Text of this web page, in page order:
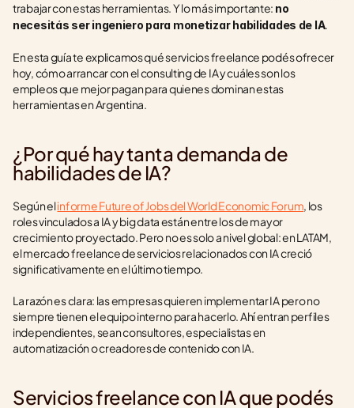
trabajar con estas herramientas. Y lo más importante: no
necesitás ser ingeniero para monetizar habilidades de IA.
En esta guía te explicamos qué servicios freelance podés ofrecer
hoy, cómo arrancar con el consulting de IA y cuáles son los
empleos que mejor pagan para quienes dominan estas
herramientas en Argentina.
¿Por qué hay tanta demanda de
habilidades de IA?
Según el informe Future of Jobs del World Economic Forum, los
roles vinculados a IA y big data están entre los de mayor
crecimiento proyectado. Pero no es solo a nivel global: en LATAM,
el mercado freelance de servicios relacionados con IA creció
significativamente en el último tiempo.
La razón es clara: las empresas quieren implementar IA pero no
siempre tienen el equipo interno para hacerlo. Ahí entran perfiles
independientes, sean consultores, especialistas en
automatización o creadores de contenido con IA.
Servicios freelance con IA que podés